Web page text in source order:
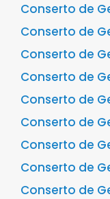
Conserto de
Conserto de
Conserto de
Conserto de
Conserto de
Conserto de
Conserto de
Conserto de
Conserto de